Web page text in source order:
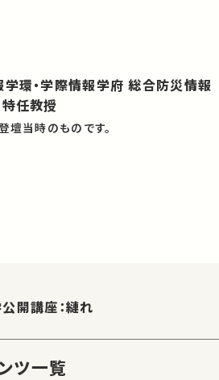
環・学際情報学府 総合防災情報
任教授
壇当時のものです。
開講座：縺れ
ツ一覧